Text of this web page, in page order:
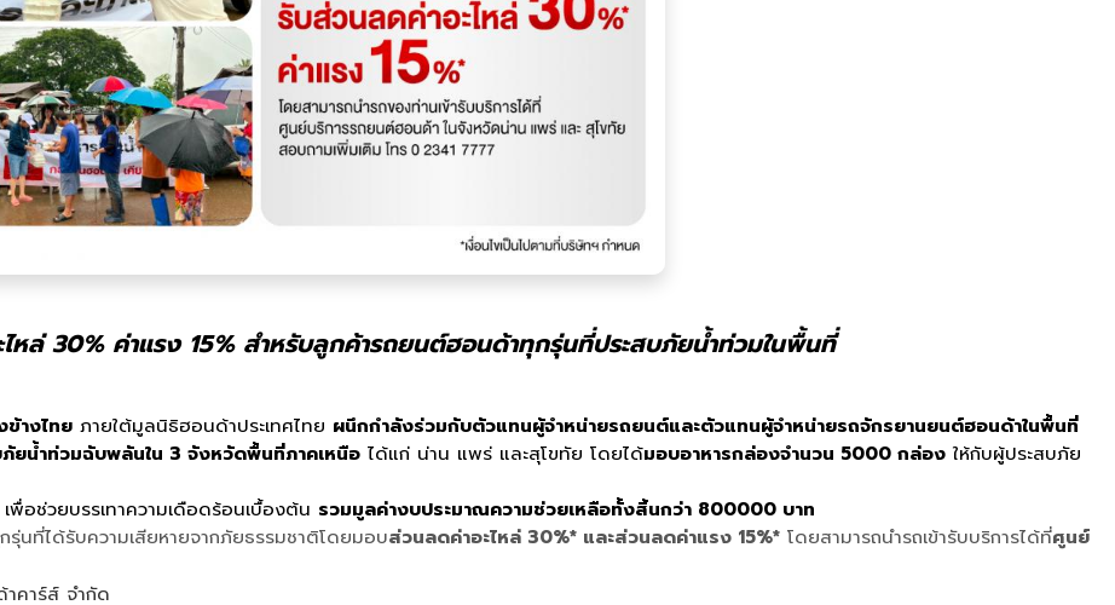
หล่ 30% ค่าแรง 15% สำหรับลูกค้ารถยนต์ฮอนด้าทุกรุ่นที่ประสบภัยน้ำท่วมในพื้นที่
างไทย ภายใต้มูลนิธิฮอนด้าประเทศไทย ผนึกกำลังร่วมกับตัวแทนผู้จำหน่ายรถยนต์และตัวแทนผู้จำหน่ายรถจักรยานยนต์ฮอนด้าในพื้นที่
ยน้ำท่วมฉับพลันใน 3 จังหวัดพื้นที่ภาคเหนือ ได้แก่ น่าน แพร่ และสุโขทัย โดยได้มอบอาหารกล่องจำนวน 5000 กล่อง ให้กับผู้ประสบภัย
อช่วยบรรเทาความเดือดร้อนเบื้องต้น รวมมูลค่างบประมาณความช่วยเหลือทั้งสิ้นกว่า 800000 บาท
ที่ได้รับความเสียหายจากภัยธรรมชาติโดยมอบส่วนลดค่าอะไหล่ 30%* และส่วนลดค่าแรง 15%* โดยสามารถนำรถเข้ารับบริการได้ที่ศูนย์
คาร์ส์ จำกัด